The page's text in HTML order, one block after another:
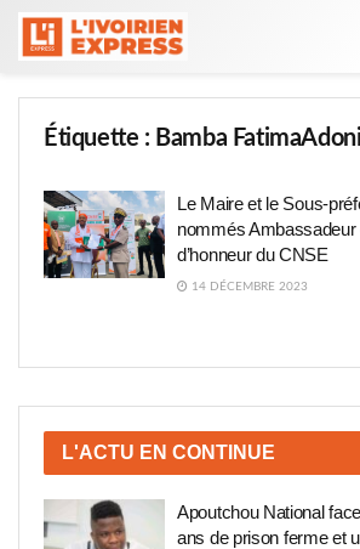
Étiquette : Bamba
Le Maire et le Sous-
nommés
d’honneur du CNSE
14 DÉCEMBRE 2023
L'ACTU EN CONTINUE
Apoutchou National
ans de prison ferme et